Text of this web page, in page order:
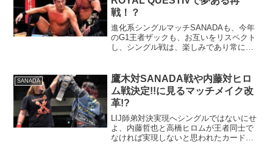
戦！？
進化系シングルマッチSANADAも、今年
のG1王者ザックも、お互いをリスペクト
し、シングル戦は、楽しみであり常に進
クからフォール勝ち！その勢いよろし
く、SANADA...
SANADA
鷹木対SANADA戦や内藤対ヒロ
ム戦決定!!に見るマッチメイク改
革!?
LIJ師弟対決実現へシングルではないにせ
よ、内藤哲也と高橋ヒロムが王者同士で
なければ実現しないと思われたカードが